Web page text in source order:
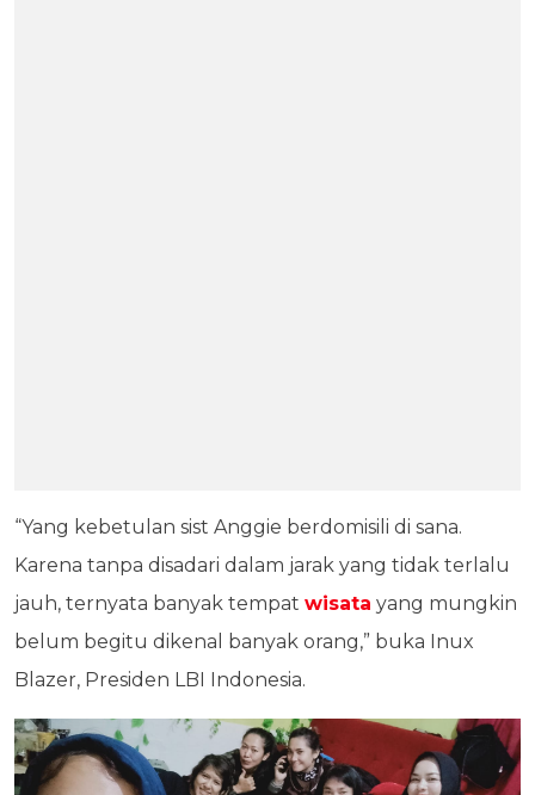
“Yang kebetulan sist Anggie berdomisili di sana.
Karena tanpa disadari dalam jarak yang tidak terlalu
jauh, ternyata banyak tempat wisata yang mungkin
belum begitu dikenal banyak orang,” buka Inux
Blazer, Presiden LBI Indonesia.